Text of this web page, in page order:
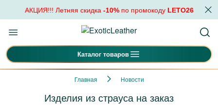
АКЦИЯ!!! Летняя скидка -10%по промокоду LETO26
Каталог товаров
Главная Новости
Изделия из страуса на заказ